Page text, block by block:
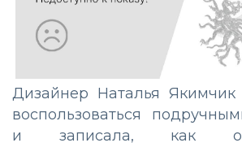
Дизайнер Наталья
воспользоваться
и записала, как